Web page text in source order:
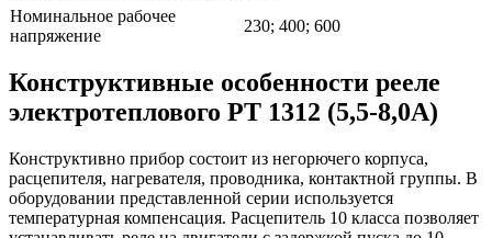
Номинальное рабочее
напряжение
230; 400; 600
Конструктивные особенности рееле
электротеплового PT 1312 (5,5-8,0А)
Конструктивно прибор состоит из негорючего корпуса,
расцепителя, нагревателя, проводника, контактной группы. В
оборудовании представленной серии используется
температурная компенсация. Расцепитель 10 класса позволяет